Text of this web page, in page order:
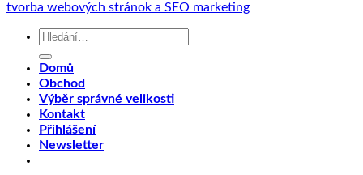
tvorba webových stránok a SEO marketing
Hledat:
Domů
Obchod
Výběr správné velikosti
Kontakt
Přihlášení
Newsletter